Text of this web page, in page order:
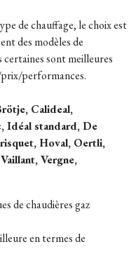
de chauffage, le choix est
des modèles de
sont meilleures
performances.
Calideal,
Idéal standard, De
Hoval, Oertli,
Vergne,
de chaudières gaz
en termes de